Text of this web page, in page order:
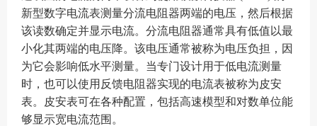
新型数字电流表测量分流电阻器两端的电压，然后根据
该读数确定并显示电流。分流电阻器通常具有低值以最
小化其两端的电压降。该电压通常被称为电压负担，因
为它会影响低水平测量。当专门设计用于低电流测量
时，也可以使用反馈电阻器实现的电流表被称为皮安
表。皮安表可在各种配置，包括高速模型和对数单位能
够显示宽电流范围。